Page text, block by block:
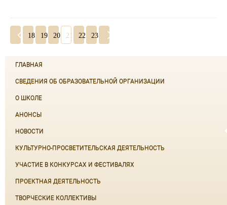
18 19 20 21 22 23
ГЛАВНАЯ
СВЕДЕНИЯ ОБ ОБРАЗОВАТЕЛЬНОЙ ОРГАНИЗАЦИИ
О ШКОЛЕ
АНОНСЫ
НОВОСТИ
КУЛЬТУРНО-ПРОСВЕТИТЕЛЬСКАЯ ДЕЯТЕЛЬНОСТЬ
УЧАСТИЕ В КОНКУРСАХ И ФЕСТИВАЛЯХ
ПРОЕКТНАЯ ДЕЯТЕЛЬНОСТЬ
ТВОРЧЕСКИЕ КОЛЛЕКТИВЫ